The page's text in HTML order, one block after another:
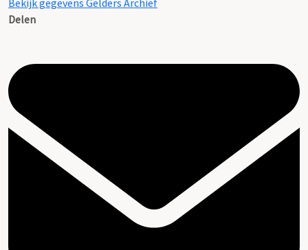
Bekijk gegevens Gelders Archief
Delen